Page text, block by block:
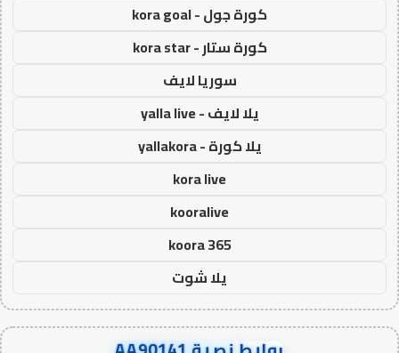
كورة جول - kora goal
كورة ستار - kora star
سوريا لايف
يلا لايف - yalla live
يلا كورة - yallakora
kora live
kooralive
koora 365
يلا شوت